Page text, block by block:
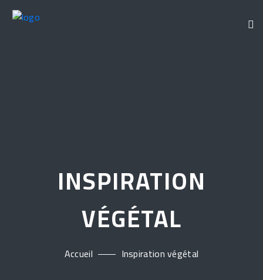
INSPIRATION
VÉGÉTAL
Accueil Inspiration végétal